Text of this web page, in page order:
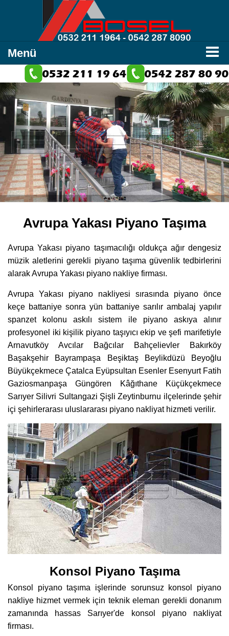
Menü
Avrupa Yakası Piyano Taşıma
Avrupa Yakası piyano taşımacılığı oldukça ağır dengesiz
müzik aletlerini gerekli piyano taşıma güvenlik tedbirlerini
alarak Avrupa Yakası piyano nakliye firması.
Avrupa Yakası piyano nakliyesi sırasında piyano önce
keçe battaniye sonra yün battaniye sarılır ambalaj yapılır
spanzet kolonu askılı sistem ile piyano askıya alınır
profesyonel iki kişilik piyano taşıyıcı ekip ve şefi marifetiyle
Arnavutköy Avcılar Bağcılar Bahçelievler Bakırköy
Başakşehir Bayrampaşa Beşiktaş Beylikdüzü Beyoğlu
Büyükçekmece Çatalca Eyüpsultan Esenler Esenyurt Fatih
Gaziosmanpaşa Güngören Kâğıthane Küçükçekmece
Sarıyer Silivri Sultangazi Şişli Zeytinburnu ilçelerinde şehir
içi şehirlerarası uluslararası piyano nakliyat hizmeti verilir.
Konsol Piyano Taşıma
Konsol piyano taşıma işlerinde sorunsuz konsol piyano
nakliye hizmet vermek için teknik eleman gerekli donanım
zamanında hassas Sarıyer'de konsol piyano nakliyat
firması.